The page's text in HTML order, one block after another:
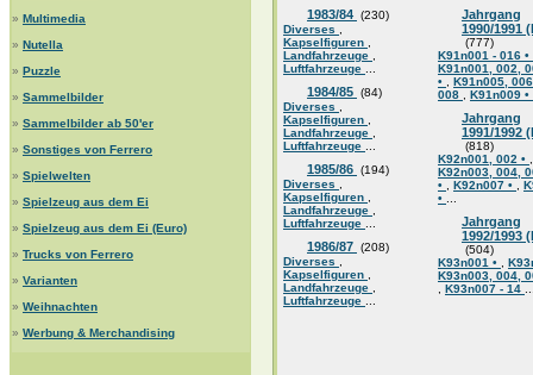
» Multimedia
» Nutella
» Puzzle
» Sammelbilder
» Sammelbilder ab 50'er
» Sonstiges von Ferrero
» Spielwelten
» Spielzeug aus dem Ei
» Spielzeug aus dem Ei (Euro)
» Trucks von Ferrero
» Varianten
» Weihnachten
» Werbung & Merchandising
1983/84 (230)
Diverses
Kapselfiguren
Landfahrzeuge
Luftfahrzeuge
1984/85 (84)
Diverses
Kapselfiguren
Landfahrzeuge
Luftfahrzeuge
1985/86 (194)
Diverses
Kapselfiguren
Landfahrzeuge
Luftfahrzeuge
1986/87 (208)
Diverses
Kapselfiguren
Landfahrzeuge
Luftfahrzeuge
Jahrgang
1990/1991
(777)
K91n001 - 016 •
K91n001, 002,
•
K91n005,
008
K91n009 •
Jahrgang
1991/1992
(818)
K92n001, 002 •
K92n003, 004,
•
K92n007 •
•
Jahrgang
1992/1993
(504)
K93n001 •
K93n003, 004,
K93n007 - 14